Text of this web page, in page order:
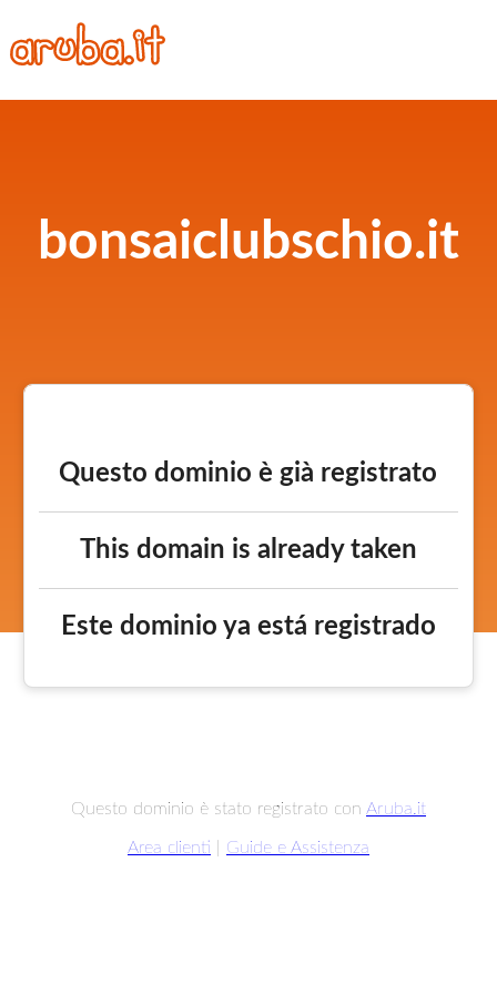
bonsaiclubschio.it
Questo dominio è già registrato
This domain is already taken
Este dominio ya está registrado
Questo dominio è stato registrato con Aruba.it
Area clienti Guide e Assistenza